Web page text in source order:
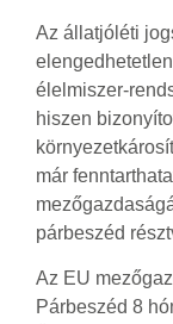
Az állatjóléti
élelmiszer-
hiszen
már
párbeszéd
Az EU
Párbeszéd 8